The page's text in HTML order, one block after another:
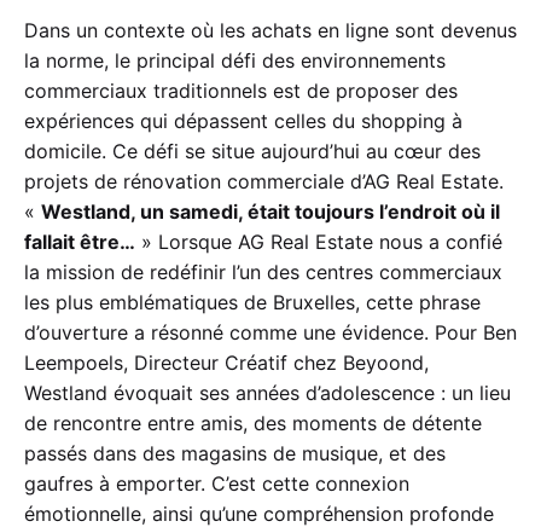
Dans un contexte où les achats en ligne sont devenus
la norme, le principal défi des environnements
commerciaux traditionnels est de proposer des
expériences qui dépassent celles du shopping à
domicile. Ce défi se situe aujourd’hui au cœur des
projets de rénovation commerciale d’AG Real Estate.
« Westland, un samedi, était toujours l’endroit où il
fallait être… » Lorsque AG Real Estate nous a confié
la mission de redéfinir l’un des centres commerciaux
les plus emblématiques de Bruxelles, cette phrase
d’ouverture a résonné comme une évidence. Pour Ben
Leempoels, Directeur Créatif chez Beyoond,
Westland évoquait ses années d’adolescence : un lieu
de rencontre entre amis, des moments de détente
passés dans des magasins de musique, et des
gaufres à emporter. C’est cette connexion
émotionnelle, ainsi qu’une compréhension profonde